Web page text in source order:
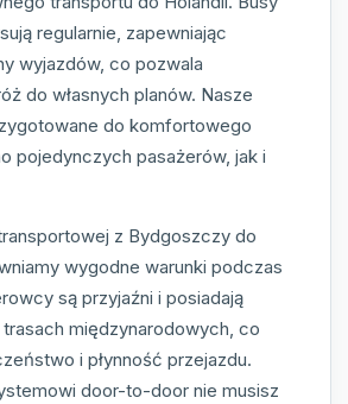
regularnie, zapewniając
wyjazdów, co pozwala
do własnych planów. Nasze
do komfortowego
pojedynczych pasażerów, jak i
z Bydgoszczy do
wygodne warunki podczas
są przyjaźni i posiadają
międzynarodowych, co
i płynność przejazdu.
door-to-door nie musisz